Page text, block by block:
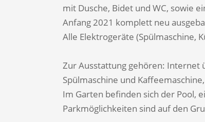
mit Dusche, Bidet und WC, sowie
Anfang 2021 komplett neu
Alle Elektrogeräte (Spülmaschine,
Zur Ausstattung gehören: Internet
Spülmaschine und
Im Garten befinden sich der Pool,
Parkmöglichkeiten sind auf den